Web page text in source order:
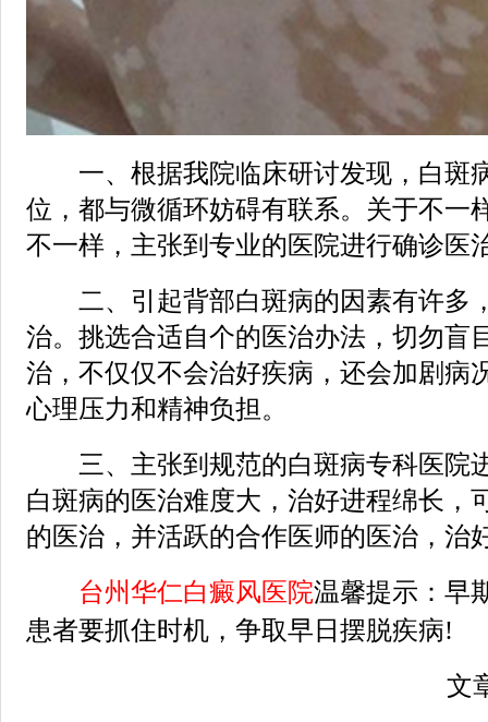
一、根据我院临床研讨发现，白斑
位，都与微循环妨碍有联系。关于不一
不一样，主张到专业的医院进行确诊医
二、引起背部白斑病的因素有许多
治。挑选合适自个的医治办法，切勿盲
治，不仅仅不会治好疾病，还会加剧病
心理压力和精神负担。
三、主张到规范的白斑病专科医院
白斑病的医治难度大，治好进程绵长，
的医治，并活跃的合作医师的医治，治
台州华仁白癜风医院温馨提示：早
患者要抓住时机，争取早日摆脱疾病!
文章